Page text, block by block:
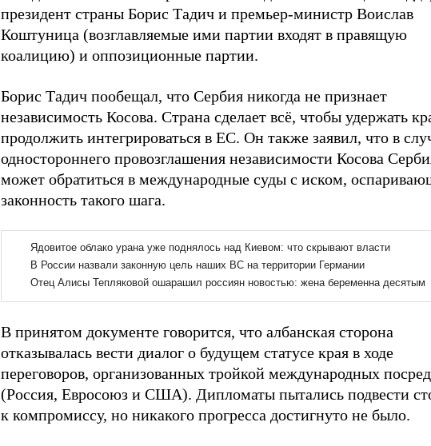
президент страны Борис Тадич и премьер-министр Воислав
Коштуница (возглавляемые ими партии входят в правящую
коалицию) и оппозиционные партии.
Борис Тадич пообещал, что Сербия никогда не признает
независимость Косова. Страна сделает всё, чтобы удержать
продолжить интегрироваться в ЕС. Он также заявил, что в
одностороннего провозглашения независимости Косова
может обратиться в международные суды с иском,
законность такого шага.
В принятом документе говорится, что албанская сторона
отказывалась вести диалог о будущем статусе края в ходе
переговоров, организованных тройкой международных
(Россия, Евросоюз и США). Дипломаты пытались подвести
к компромиссу, но никакого прогресса достигнуто не было.